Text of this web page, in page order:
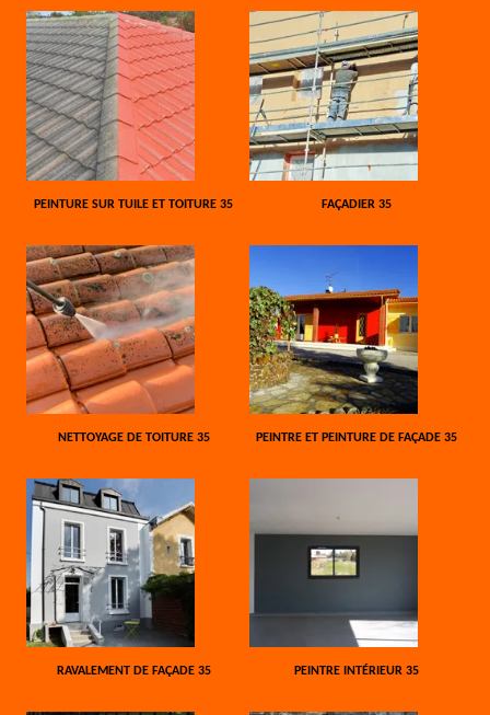
PEINTURE SUR TUILE ET TOITURE 35 FAÇADIER 35
NETTOYAGE DE TOITURE 35 PEINTRE ET PEINTURE DE FAÇADE 35
RAVALEMENT DE FAÇADE 35 PEINTRE INTÉRIEUR 35